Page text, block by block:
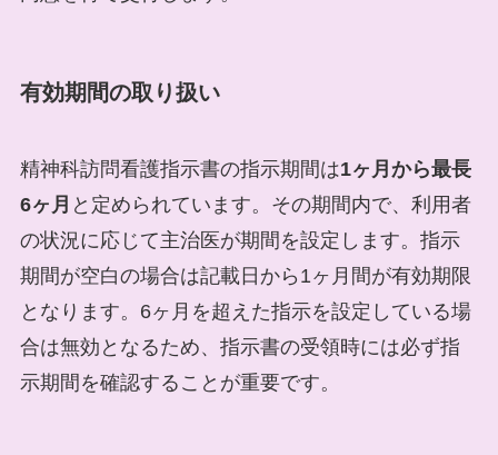
有効期間の取り扱い
精神科訪問看護指示書の指示期間は1ヶ月から最長
6ヶ月 と定められています。その期間内で、利用者
の状況に応じて主治医が期間を設定します。指示
期間が空白の場合は記載日から1ヶ月間が有効期限
となります。6ヶ月を超えた指示を設定している場
合は無効となるため、指示書の受領時には必ず指
示期間を確認することが重要です。